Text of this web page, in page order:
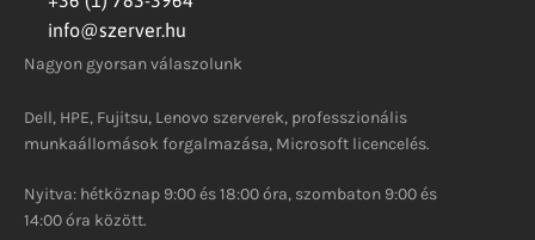
info@szerver.hu
Nagyon gyorsan válaszolunk
Dell, HPE, Fujitsu, Lenovo szerverek, professzionális
munkaállomások forgalmazása, Microsoft licencelés.
Nyitva: hétköznap 9:00 és 18:00 óra, szombaton 9:00 és
14:00 óra között.